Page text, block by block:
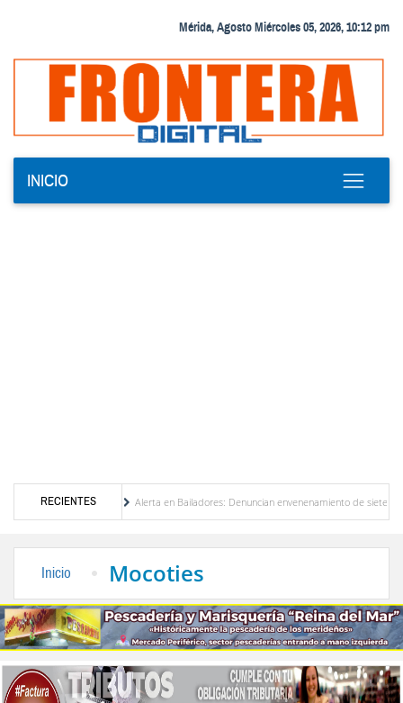
Mérida, Agosto Miércoles 05, 2026, 10:12 pm
INICIO
RECIENTES
Venezuela
Alerta en Bailadores: Denuncian envenenamiento de siete mascotas
Inicio Mocoties